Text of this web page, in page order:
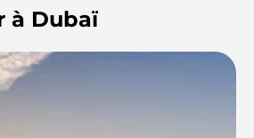
à Dubaï